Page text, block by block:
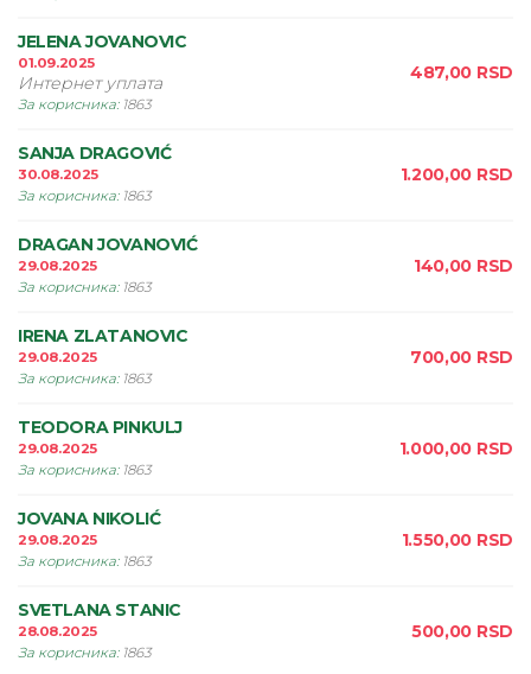
JELENA JOVANOVIC
01.09.2025
Интернет уплата
За корисника: 1863
487,00 RSD
SANJA DRAGOVIĆ
30.08.2025
За корисника: 1863
1.200,00 RSD
DRAGAN JOVANOVIĆ
29.08.2025
За корисника: 1863
140,00 RSD
IRENA ZLATANOVIC
29.08.2025
За корисника: 1863
700,00 RSD
TEODORA PINKULJ
29.08.2025
За корисника: 1863
1.000,00 RSD
JOVANA NIKOLIĆ
29.08.2025
За корисника: 1863
1.550,00 RSD
SVETLANA STANIC
28.08.2025
За корисника: 1863
500,00 RSD